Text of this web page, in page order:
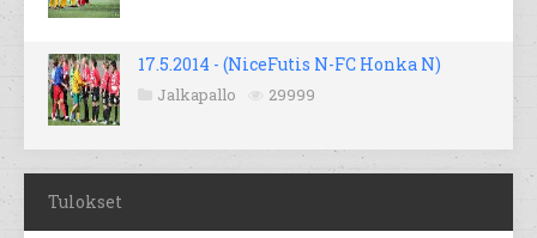
17.5.2014 - (NiceFutis N-FC Honka N)
Jalkapallo 29999
Tulokset